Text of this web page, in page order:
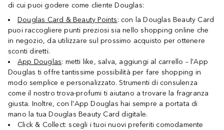
di cui puoi godere come cliente Douglas:
Douglas Card & Beauty Points: con la Douglas Beauty Card
puoi raccogliere punti preziosi sia nello shopping online che
in negozio, da utilizzare sul prossimo acquisto per ottenere
sconti diretti.
App Douglas: metti like, salva, aggiungi al carrello – l'App
Douglas ti offre tantissime possibilità per fare shopping in
modo semplice e personalizzato. Strumenti di consulenza
come il nostro trova-profumi ti aiutano a trovare la fragranza
giusta. Inoltre, con l'App Douglas hai sempre a portata di
mano la tua Douglas Beauty Card digitale.
Click & Collect: scegli i tuoi nuovi preferiti comodamente